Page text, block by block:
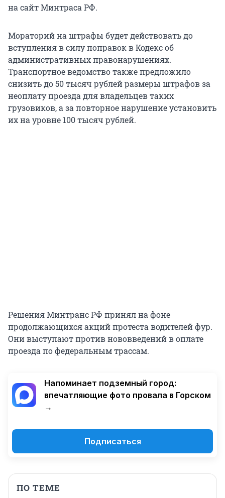
на сайт Минтраса РФ.
Мораторий на штрафы будет действовать до
вступления в силу поправок в Кодекс об
административных правонарушениях.
Транспортное ведомство также предложило
снизить до 50 тысяч рублей размеры штрафов за
неоплату проезда для владельцев таких
грузовиков, а за повторное нарушение установить
их на уровне 100 тысяч рублей.
Решения Минтранс РФ принял на фоне
продолжающихся акций протеста водителей фур.
Они выступают против нововведений в оплате
проезда по федеральным трассам.
Напоминает подземный город:
впечатляющие фото провала в Горском
→
Подписаться
ПО ТЕМЕ